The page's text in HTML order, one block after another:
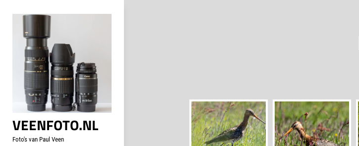
content
VEENFOTO.NL
Foto's van Paul Veen